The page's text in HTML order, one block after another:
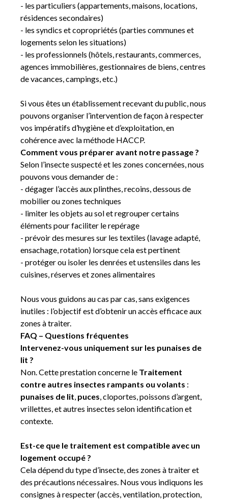
- les particuliers (appartements, maisons, locations,
résidences secondaires)
- les syndics et copropriétés (parties communes et
logements selon les situations)
- les professionnels (hôtels, restaurants, commerces,
agences immobilières, gestionnaires de biens, centres
de vacances, campings, etc.)
Si vous êtes un établissement recevant du public, nous
pouvons organiser l’intervention de façon à respecter
vos impératifs d’hygiène et d’exploitation, en
cohérence avec la méthode HACCP.
Comment vous préparer avant notre passage ?
Selon l’insecte suspecté et les zones concernées, nous
pouvons vous demander de :
- dégager l’accès aux plinthes, recoins, dessous de
mobilier ou zones techniques
- limiter les objets au sol et regrouper certains
éléments pour faciliter le repérage
- prévoir des mesures sur les textiles (lavage adapté,
ensachage, rotation) lorsque cela est pertinent
- protéger ou isoler les denrées et ustensiles dans les
cuisines, réserves et zones alimentaires
Nous vous guidons au cas par cas, sans exigences
inutiles : l’objectif est d’obtenir un accès efficace aux
zones à traiter.
FAQ – Questions fréquentes
Intervenez-vous uniquement sur les punaises de
lit ?
Non. Cette prestation concerne le Traitement
contre autres insectes rampants ou volants :
punaises de lit, puces, cloportes, poissons d’argent,
vrillettes, et autres insectes selon identification et
contexte.
Est-ce que le traitement est compatible avec un
logement occupé ?
Cela dépend du type d’insecte, des zones à traiter et
des précautions nécessaires. Nous vous indiquons les
consignes à respecter (accès, ventilation, protection,